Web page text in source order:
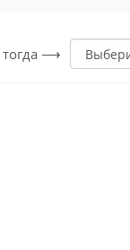
тогда ⟶